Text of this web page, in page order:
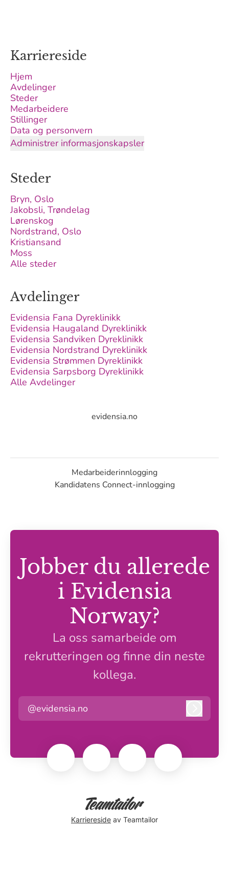
Karriereside
Hjem
Avdelinger
Steder
Medarbeidere
Stillinger
Data og personvern
Administrer informasjonskapsler
Steder
Bryn, Oslo
Jakobsli, Trøndelag
Lørenskog
Nordstrand, Oslo
Kristiansand
Moss
Alle steder
Avdelinger
Evidensia Fana Dyreklinikk
Evidensia Haugaland Dyreklinikk
Evidensia Sandviken Dyreklinikk
Evidensia Nordstrand Dyreklinikk
Evidensia Strømmen Dyreklinikk
Evidensia Sarpsborg Dyreklinikk
Alle Avdelinger
evidensia.no
Medarbeiderinnlogging
Kandidatens Connect-innlogging
Jobber du allerede
i Evidensia
Norway?
La oss samarbeide om
rekrutteringen og finne din neste
kollega.
@evidensia.no
Karriereside av Teamtailor